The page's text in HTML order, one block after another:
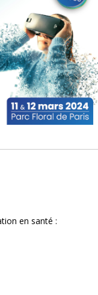
en santé :